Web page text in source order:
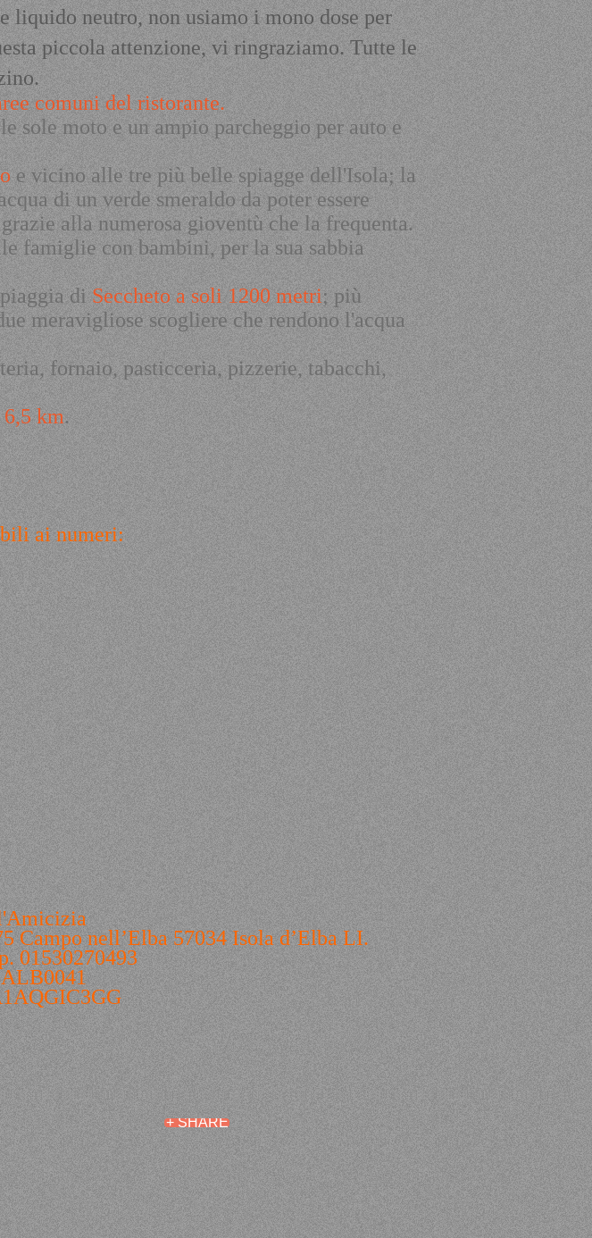
liquido neutro, non usiamo i mono dose per
piccola attenzione, vi ringraziamo. Tutte le
comuni del ristorante.
sole moto e un ampio parcheggio per auto e
e vicino alle tre più belle spiagge dell'Isola; la
di un verde smeraldo da poter essere
alla numerosa gioventù che la frequenta.
famiglie con bambini, per la sua sabbia
diSeccheto a soli 1200 metri; più
meravigliose scogliere che rendono l'acqua
fornaio, pasticceria, pizzerie, tabacchi,
km.
ai numeri:
Campo nell’Elba 57034 Isola d’Elba LI.
01530270493
+ SHARE